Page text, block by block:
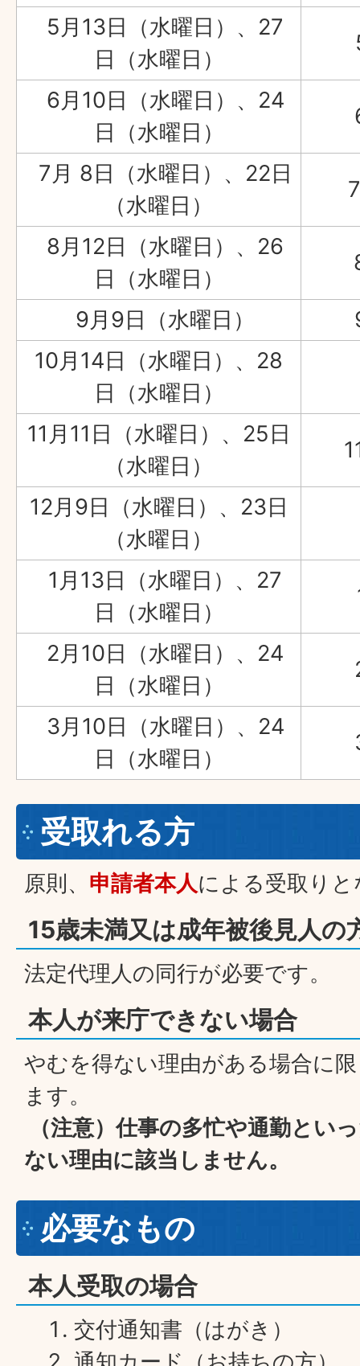
5月13日（水曜日）、27
日（水曜日）
6月10日（水曜日）、24
日（水曜日）
7月 8日（水曜日）、22日
（水曜日）
8月12日（水曜日）、26
日（水曜日）
9月9日（水曜日）
10月14日（水曜日）、28
日（水曜日）
11月11日（水曜日）、25日
（水曜日）
12月9日（水曜日）、23日
（水曜日）
1月13日（水曜日）、27
日（水曜日）
2月10日（水曜日）、24
日（水曜日）
3月10日（水曜日）、24
日（水曜日）
受取れる方
原則、 申請者本人による受取り
15歳未満又は成年被後見人の
法定代理人の同行が必要です。
本人が来庁できない場合
やむを得ない理由がある場合に
ます。
（注意）仕事の多忙や通勤とい
ない理由に該当しません。
必要なもの
本人受取の場合
交付通知書（はがき）